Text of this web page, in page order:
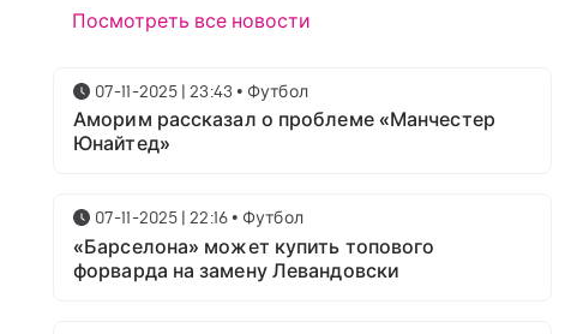
Посмотреть все новости
07-11-2025 | 23:43 • Футбол
Аморим рассказал о проблеме «Манчестер
Юнайтед»
07-11-2025 | 22:16 • Футбол
«Барселона» может купить топового
форварда на замену Левандовски